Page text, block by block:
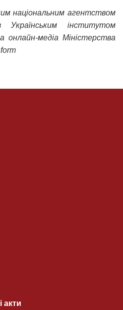
національним агентством
Українським інститутом
онлайн-медіа Міністерства
акти